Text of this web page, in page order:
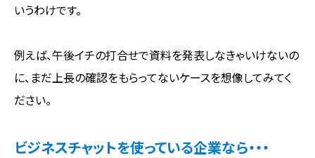
いうわけです。
例えば、午後イチの打合せで資料を発表しなきゃいけないの
に、まだ上長の確認をもらってないケースを想像してみてく
ださい。
ビジネスチャットを使っている企業なら・・・